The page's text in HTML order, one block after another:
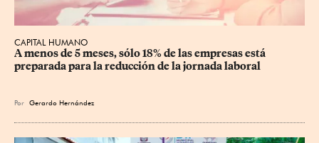
CAPITAL HUMANO
A menos de 5 meses, sólo 18% de las empresas está
preparada para la reducción de la jornada laboral
Por Gerardo Hernández